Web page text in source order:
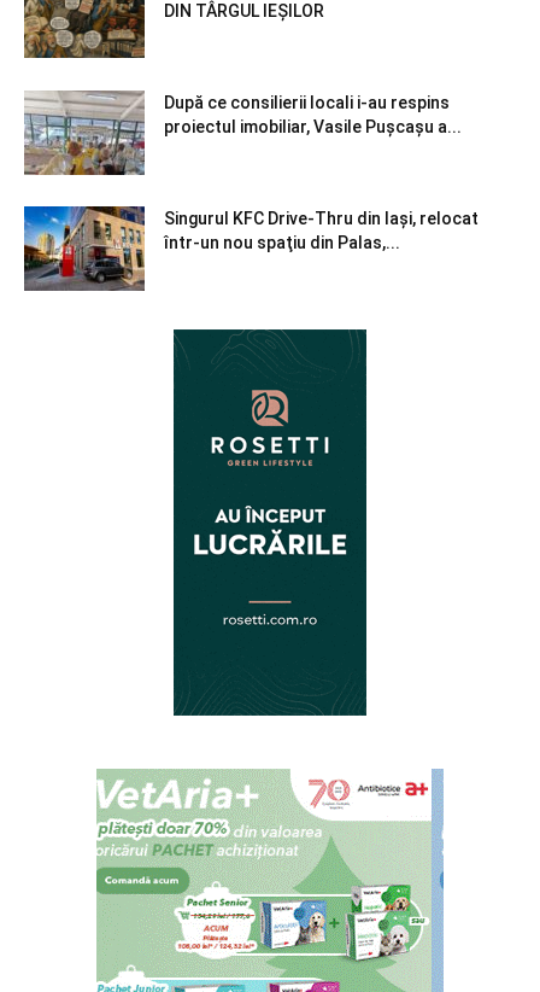
DIN TÂRGUL IEȘILOR
După ce consilierii locali i-au respins
proiectul imobiliar, Vasile Pușcașu a...
Singurul KFC Drive-Thru din Iași, relocat
într-un nou spaţiu din Palas,...